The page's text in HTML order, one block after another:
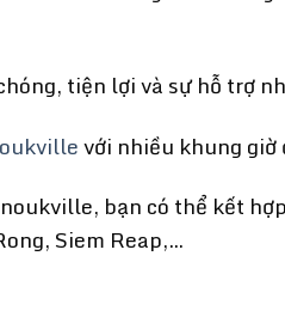
tiện lợi và sự hỗ trợ
với nhiều khung giờ
bạn có thể kết
Siem Reap,…